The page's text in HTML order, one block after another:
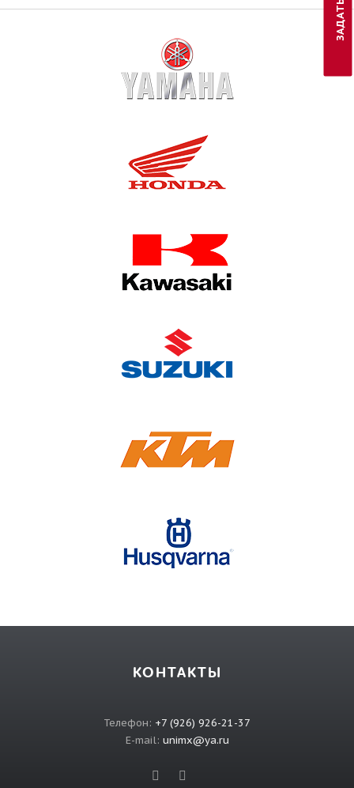
КОНТАКТЫ
Телефон: +7 (926) 926-21-37
E-mail: unimx@ya.ru